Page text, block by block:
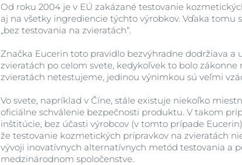
Od roku 2004 je v EÚ zakázané testovanie
aj na všetky ingrediencie týchto výrobkov. Vďaka
„bez testovania na zvieratách“.
Značka Eucerin toto pravidlo bezvýhradne dodržiava
zvieratách po celom svete, kedykoľvek to bolo
zvieratách netestujeme, jedinou výnimkou sú veľmi
Vo svete, napríklad v Číne, stále existuje niekoľko
oficiálne schválenie bezpečnosti produktu. V takom
inštitúcie, bez účasti výrobcov (v tomto prípade
že testovanie kozmetických prípravkov na zvieratách
vývoji inovatívnych alternatívnych metód testovania a
medzinárodnom spoločenstve.